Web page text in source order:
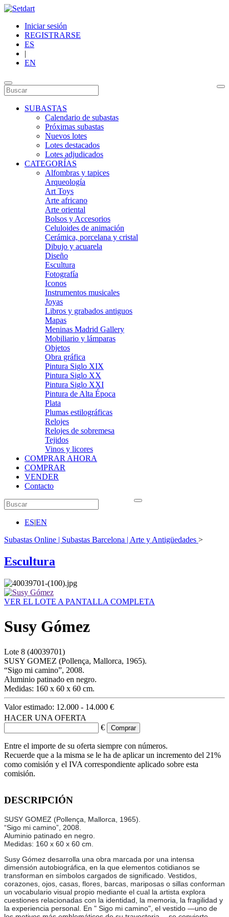
Iniciar sesión
REGISTRARSE
ES
|
EN
SUBASTAS
Calendario de subastas
Próximas subastas
Nuevos lotes
Lotes destacados
Lotes adjudicados
CATEGORÍAS
Alfombras y tapices
Arqueología
Art Toys
Arte africano
Arte oriental
Bolsos y Accesorios
Celuloides de animación
Cerámica, porcelana y cristal
Dibujo y acuarela
Diseño
Escultura
Fotografía
Iconos
Instrumentos musicales
Joyas
Libros y grabados antiguos
Mapas
Meninas Madrid Gallery
Mobiliario y lámparas
Objetos
Obra gráfica
Pintura Siglo XIX
Pintura Siglo XX
Pintura Siglo XXI
Pintura de Alta Época
Plata
Plumas estilográficas
Relojes
Relojes de sobremesa
Tejidos
Vinos y licores
COMPRAR AHORA
COMPRAR
VENDER
Contacto
ES|EN
Subastas Online | Subastas Barcelona | Arte y Antigüedades >
Escultura
VER EL LOTE A PANTALLA COMPLETA
Susy Gómez
Lote 8 (40039701)
SUSY GOMEZ (Pollença, Mallorca, 1965).
“Sigo mi camino”, 2008.
Aluminio patinado en negro.
Medidas: 160 x 60 x 60 cm.
Valor estimado: 12.000 - 14.000 €
HACER UNA OFERTA
€
Entre el importe de su oferta siempre con números.
Recuerde que a la misma se le ha de aplicar un incremento del 21%
como comisión y el IVA correspondiente aplicado sobre esta
comisión.
DESCRIPCIÓN
SUSY GOMEZ (Pollença, Mallorca, 1965).
“Sigo mi camino”, 2008.
Aluminio patinado en negro.
Medidas: 160 x 60 x 60 cm.
Susy Gómez desarrolla una obra marcada por una intensa
dimensión autobiográfica, en la que elementos cotidianos se
transforman en símbolos cargados de significado. Vestidos,
corazones, ojos, casas, flores, barcas, mariposas o sillas conforman
un vocabulario visual propio mediante el cual la artista explora
cuestiones relacionadas con la identidad, la memoria, la fragilidad y
la experiencia personal. En " Sigo mi camino", el vestido —uno de